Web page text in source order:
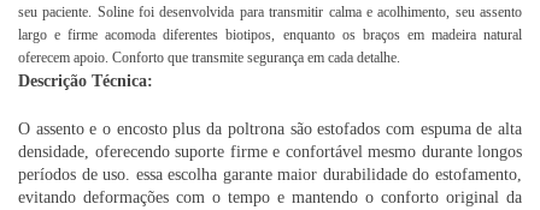
seu paciente. Soline foi desenvolvida para transmitir calma e acolhimento, seu assento
largo e firme acomoda diferentes biotipos, enquanto os braços em madeira natural
oferecem apoio. Conforto que transmite segurança em cada detalhe.
Descrição Técnica:
O assento e o encosto plus da poltrona são estofados com espuma de alta
densidade, oferecendo suporte firme e confortável mesmo durante longos
períodos de uso. essa escolha garante maior durabilidade do estofamento,
evitando deformações com o tempo e mantendo o conforto original da